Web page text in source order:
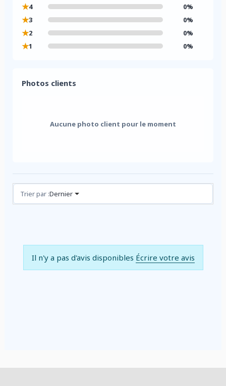
★4 0%
★3 0%
★2 0%
★1 0%
Photos clients
Aucune photo client pour le moment
Avis (0)
Trier par :Dernier
Il n'y a pas d'avis disponibles Écrire votre avis